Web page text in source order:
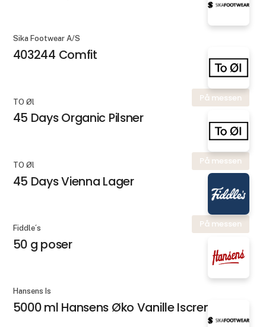
Sika Footwear A/S
403244 Comfit
På messen
TO Øl
45 Days Organic Pilsner
På messen
TO Øl
45 Days Vienna Lager
På messen
Fiddle´s
50 g poser
Hansens Is
5000 ml Hansens Øko Vanille Iscreme